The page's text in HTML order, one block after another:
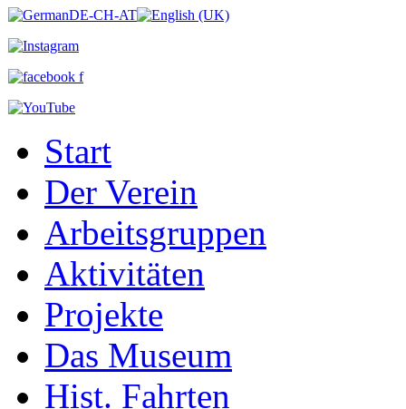
Start
Der Verein
Arbeitsgruppen
Aktivitäten
Projekte
Das Museum
Hist. Fahrten